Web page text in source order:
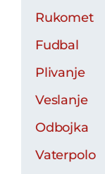
Rukomet
Fudbal
Plivanje
Veslanje
Odbojka
Vaterpolo